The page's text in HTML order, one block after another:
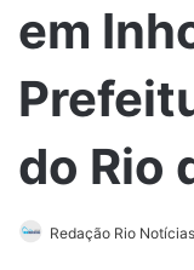
em
do Rio
Redação Rio Notícias